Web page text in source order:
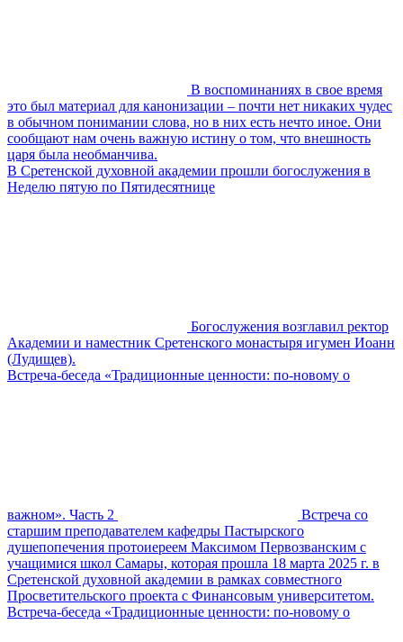
В воспоминаниях в свое время
это был материал для канонизации – почти нет никаких чудес
в обычном понимании слова, но в них есть нечто иное. Они
сообщают нам очень важную истину о том, что внешность
царя была необманчива.
В Сретенской духовной академии прошли богослужения в
Неделю пятую по Пятидесятнице
Богослужения возглавил ректор
Академии и наместник Сретенского монастыря игумен Иоанн
(Лудищев).
Встреча-беседа «Традиционные ценности: по-новому о
важном». Часть 2
Встреча со
старшим преподавателем кафедры Пастырского
душепопечения протоиереем Максимом Первозванским с
учащимися школ Самары, которая прошла 18 марта 2025 г. в
Сретенской духовной академии в рамках совместного
Просветительского проекта с Финансовым университетом.
Встреча-беседа «Традиционные ценности: по-новому о